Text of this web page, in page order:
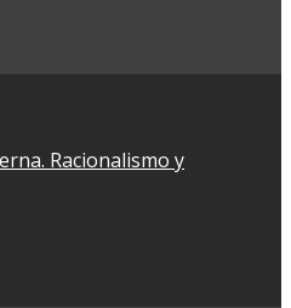
Racionalismo y